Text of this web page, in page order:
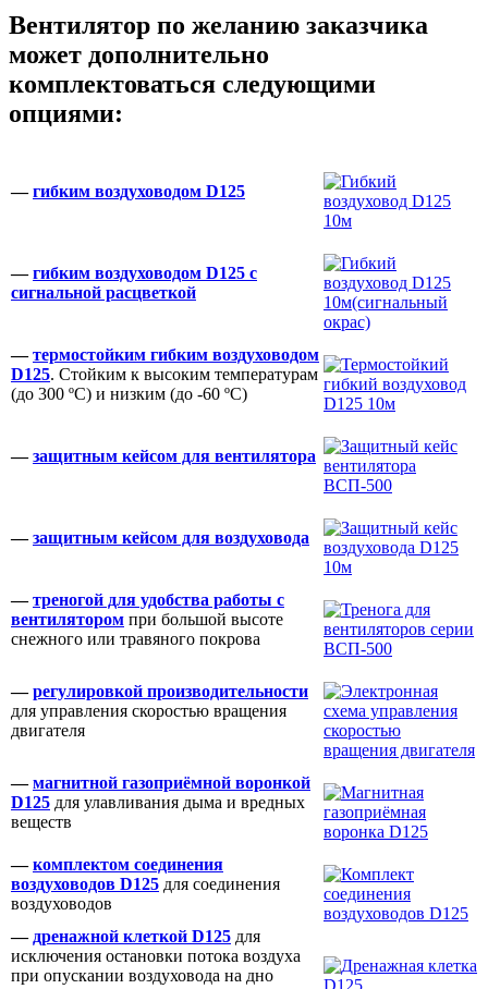
Вентилятор по желанию заказчика
может дополнительно
комплектоваться следующими
опциями:
— гибким воздуховодом D125
— гибким воздуховодом D125 с
сигнальной расцветкой
— термостойким гибким воздуховодом
D125. Стойким к высоким температурам
(до 300 ºС) и низким (до -60 ºС)
— защитным кейсом для вентилятора
— защитным кейсом для воздуховода
— треногой для удобства работы с
вентилятором при большой высоте
снежного или травяного покрова
— регулировкой производительности
для управления скоростью вращения
двигателя
— магнитной газоприёмной воронкой
D125 для улавливания дыма и вредных
веществ
— комплектом соединения
воздуховодов D125 для соединения
воздуховодов
— дренажной клеткой D125 для
исключения остановки потока воздуха
при опускании воздуховода на дно